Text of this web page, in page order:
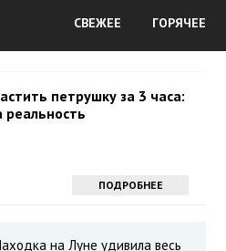
СВЕЖЕЕ ГОРЯЧЕЕ
петрушку за 3 часа:
ПОДРОБНЕЕ
на Луне удивила весь